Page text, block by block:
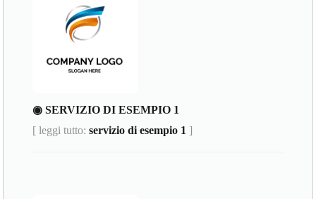
◉ SERVIZIO DI ESEMPIO 1
[ leggi tutto:servizio di esempio 1 ]